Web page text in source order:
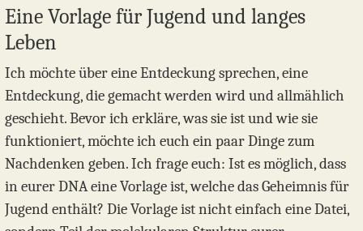
Eine Vorlage für Jugend und langes
Leben
Ich möchte über eine Entdeckung sprechen, eine
Entdeckung, die gemacht werden wird und allmählich
geschieht. Bevor ich erkläre, was sie ist und wie sie
funktioniert, möchte ich euch ein paar Dinge zum
Nachdenken geben. Ich frage euch: Ist es möglich, dass
in eurer DNA eine Vorlage ist, welche das Geheimnis für
Jugend enthält? Die Vorlage ist nicht einfach eine Datei,